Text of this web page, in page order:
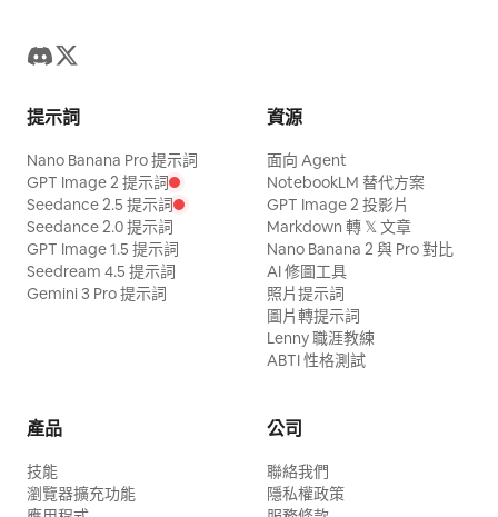
提示詞
Nano Banana Pro 提示詞
GPT Image 2 提示詞
Seedance 2.5 提示詞
Seedance 2.0 提示詞
GPT Image 1.5 提示詞
Seedream 4.5 提示詞
Gemini 3 Pro 提示詞
資源
面向 Agent
NotebookLM 替代方案
GPT Image 2 投影片
Markdown 轉 𝕏 文章
Nano Banana 2 與 Pro 對比
AI 修圖工具
照片提示詞
圖片轉提示詞
Lenny 職涯教練
ABTI 性格測試
產品
技能
瀏覽器擴充功能
公司
聯絡我們
隱私權政策